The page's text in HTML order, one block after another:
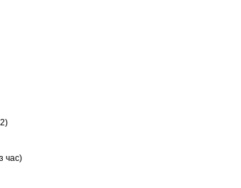
час)